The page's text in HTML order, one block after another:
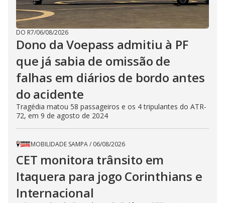
DO R7/06/08/2026
Dono da Voepass admitiu à PF
que já sabia de omissão de
falhas em diários de bordo antes
do acidente
Tragédia matou 58 passageiros e os 4 tripulantes do ATR-
72, em 9 de agosto de 2024
MOBILIDADE SAMPA/ 06/08/2026
CET monitora trânsito em
Itaquera para jogo Corinthians e
Internacional